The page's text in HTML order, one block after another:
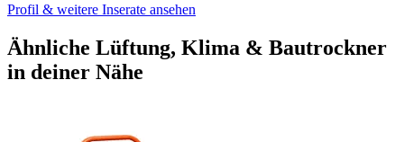
Profil & weitere Inserate ansehen
Ähnliche Lüftung, Klima & Bautrockner
in deiner Nähe